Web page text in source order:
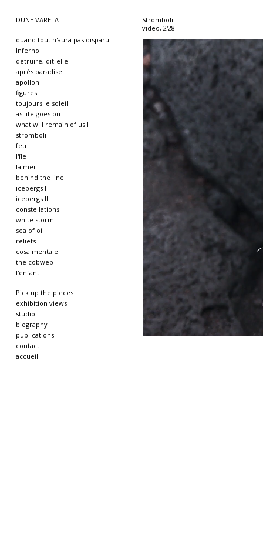
DUNE VARELA
quand tout n'aura pas disparu
Inferno
détruire, dit-elle
après paradise
apollon
figures
toujours le soleil
as life goes on
what will remain of us I
stromboli
feu
l'île
la mer
behind the line
icebergs I
icebergs II
constellations
white storm
sea of oil
reliefs
cosa mentale
the cobweb
l'enfant
Pick up the pieces
exhibition views
studio
biography
publications
contact
accueil
Stromboli
video, 2'28